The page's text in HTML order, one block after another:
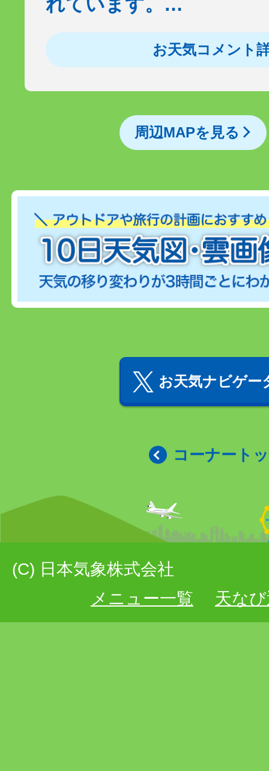
お天気コメント
周辺MAPを見る
お天気ナビゲー
コーナート
(C) 日本気象株式会社
メニュー一覧
天な